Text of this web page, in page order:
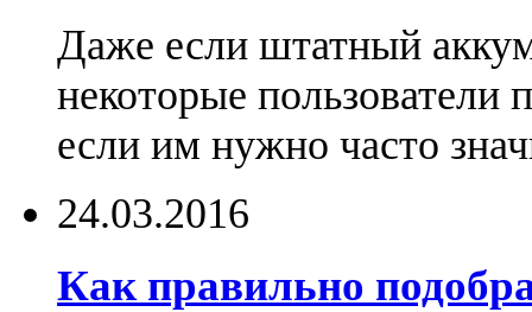
Даже если штатный
некоторые пользователи
если им нужно часто
24.03.2016
Как правильно